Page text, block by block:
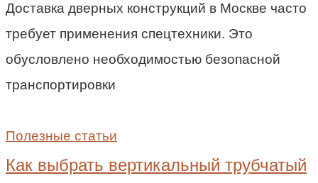
Доставка дверных конструкций в Москве часто
требует применения спецтехники. Это
обусловлено необходимостью безопасной
транспортировки
Полезные статьи
Как выбрать вертикальный трубчатый